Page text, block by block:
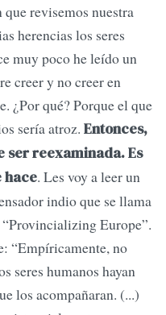
revisemos nuestra
herencias los seres
muy poco he leído un
creer y no creer en
¿Por qué? Porque el que
sería atroz. Entonces,
ser reexaminada. Es
hace. Les voy a leer un
indio que se llama
Europe”.
“Empíricamente, no
seres humanos hayan
los acompañaran. (...)